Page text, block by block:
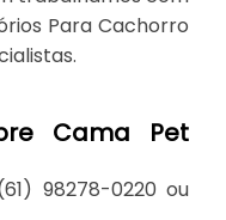
Para Cachorro
Cama Pet
98278-0220 ou